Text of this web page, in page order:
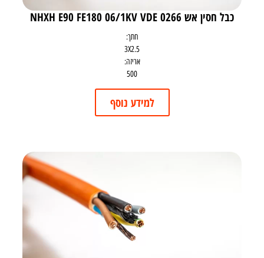
כבל חסין אש NHXH E90 FE180 06/1KV VDE 0266
חתך:
3X2.5
אריזה:
500
למידע נוסף